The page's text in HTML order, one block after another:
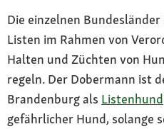
Die einzelnen
Listen im Rahmen von
Halten und Züchten von
regeln. Der Dobermann ist
Brandenburg als Listenhund
gefährlicher Hund, solange